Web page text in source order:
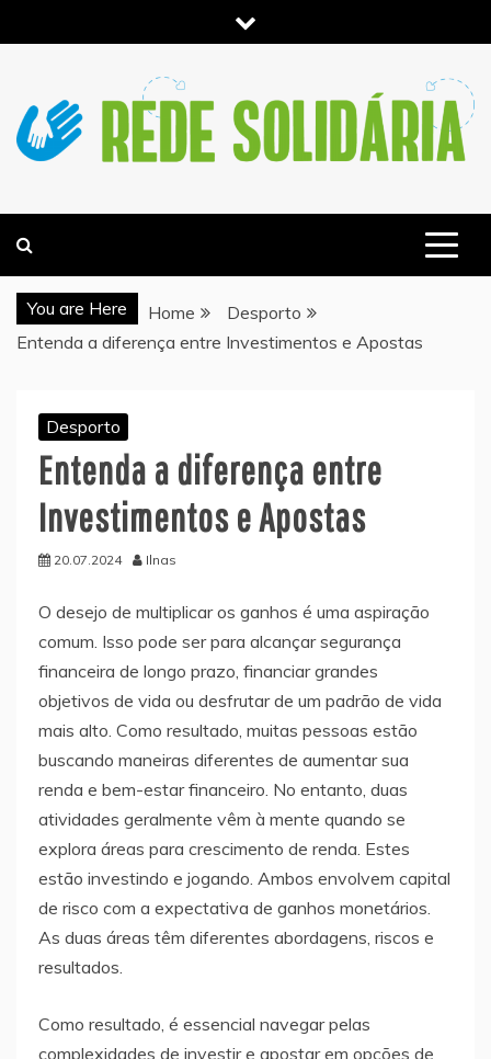
to
You are Here Home
Desporto
Entenda a diferença entre Investimentos e Apostas
Desporto
Entenda a diferença entre
Investimentos e Apostas
20.07.2024 Ilnas
O desejo de multiplicar os ganhos é uma aspiração
comum. Isso pode ser para alcançar segurança
financeira de longo prazo, financiar grandes
objetivos de vida ou desfrutar de um padrão de vida
mais alto. Como resultado, muitas pessoas estão
buscando maneiras diferentes de aumentar sua
renda e bem-estar financeiro. No entanto, duas
atividades geralmente vêm à mente quando se
explora áreas para crescimento de renda. Estes
estão investindo e jogando. Ambos envolvem capital
de risco com a expectativa de ganhos monetários.
As duas áreas têm diferentes abordagens, riscos e
resultados.
Como resultado, é essencial navegar pelas
complexidades de investir e apostar em opções de